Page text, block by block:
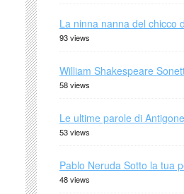
La ninna nanna del chicco
93 views
William Shakespeare
58 views
Le ultime parole di Antigone
53 views
Pablo Neruda Sotto la tua
48 views